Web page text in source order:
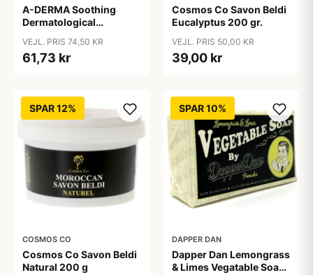
A-DERMA Soothing
Dermatological
VEJL. PRIS 74,50 KR
61,73 kr
Cosmos Co Savon Beldi
Eucalyptus 200 gr.
VEJL. PRIS 50,00 KR
39,00 kr
SPAR 12%
COSMOS CO
Cosmos Co Savon Beldi
Natural 200 g
SPAR 10%
DAPPER DAN
Dapper Dan Lemongrass
& Limes Vegatable Soap